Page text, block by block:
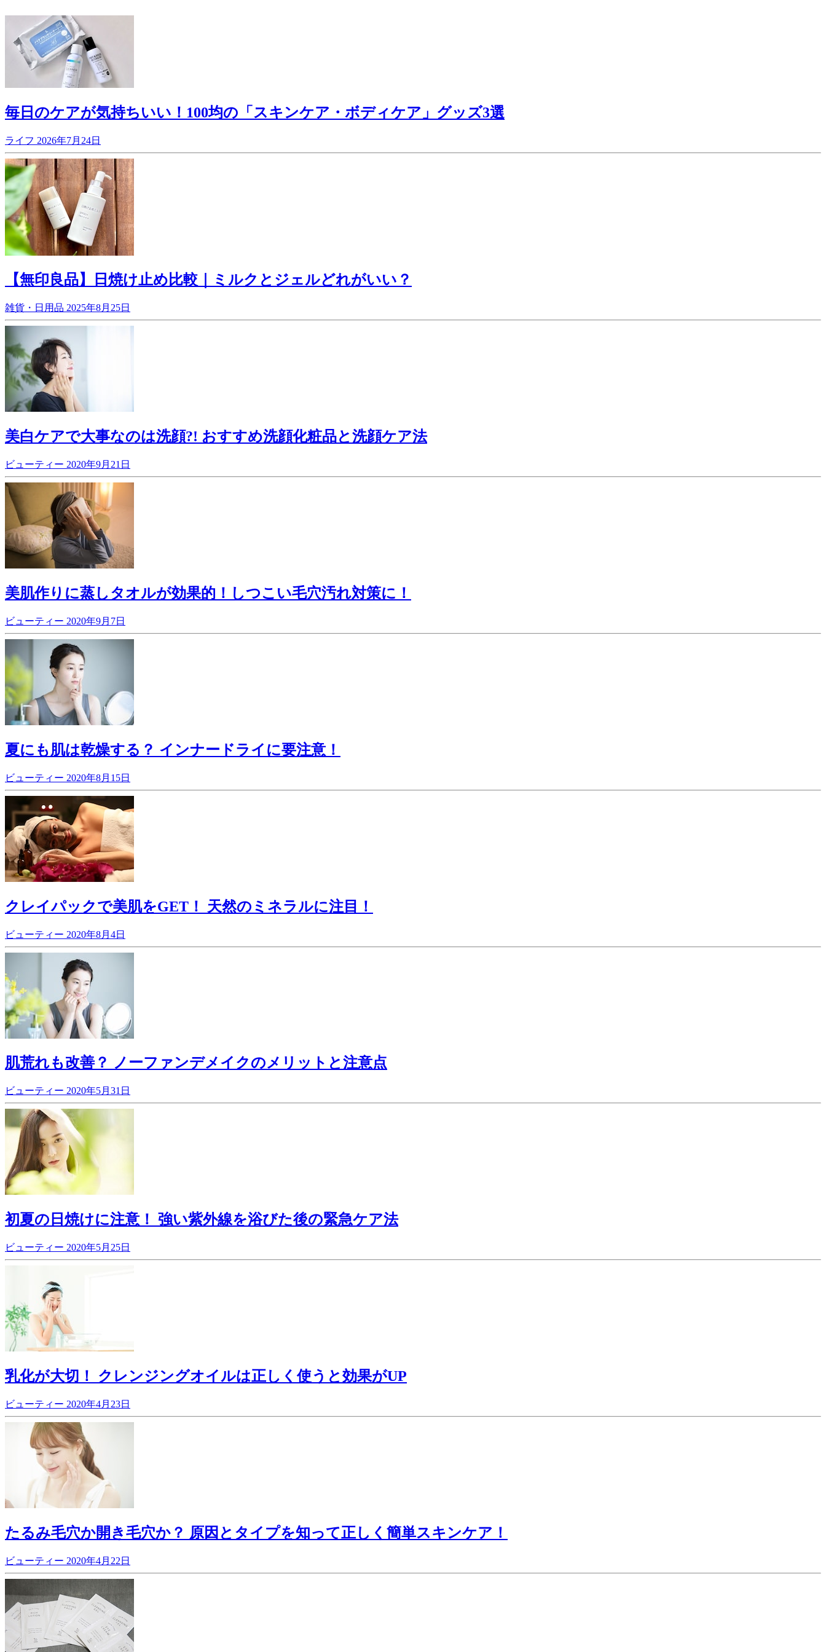
毎日のケアが気持ちいい！100均の「スキンケア・ボディケア」グッズ3選
ライフ 2026年7月24日
【無印良品】日焼け止め比較｜ミルクとジェルどれがいい？
雑貨・日用品 2025年8月25日
美白ケアで大事なのは洗顔?! おすすめ洗顔化粧品と洗顔ケア法
ビューティー 2020年9月21日
美肌作りに蒸しタオルが効果的！しつこい毛穴汚れ対策に！
ビューティー 2020年9月7日
夏にも肌は乾燥する？ インナードライに要注意！
ビューティー 2020年8月15日
クレイパックで美肌をGET！ 天然のミネラルに注目！
ビューティー 2020年8月4日
肌荒れも改善？ ノーファンデメイクのメリットと注意点
ビューティー 2020年5月31日
初夏の日焼けに注意！ 強い紫外線を浴びた後の緊急ケア法
ビューティー 2020年5月25日
乳化が大切！ クレンジングオイルは正しく使うと効果がUP
ビューティー 2020年4月23日
たるみ毛穴か開き毛穴か？ 原因とタイプを知って正しく簡単スキンケア！
ビューティー 2020年4月22日